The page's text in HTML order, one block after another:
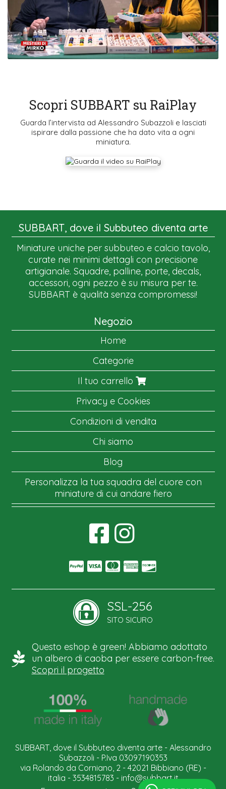
Scopri SUBBART su RaiPlay
Guarda l’intervista ad Alessandro Subazzoli e lasciati
ispirare dalla passione che ha dato vita a ogni
miniatura.
SUBBART, dove il Subbuteo diventa arte
Miniature uniche per subbuteo e calcio tavolo,
curate nei minimi dettagli con precisione
artigianale. Squadre, palline, porte, decals,
accessori, ogni pezzo è su misura per te.
SUBBART è qualità senza compromessi!
Negozio
Home
Categorie
Il tuo carrello
Privacy e Cookies
Condizioni di vendita
Chi siamo
Blog
Personalizza la tua squadra del cuore con
miniature di cui andare fiero
SSL-256
SITO SICURO
Questo eshop è green! Abbiamo adottato
un albero di caoba per essere carbon-free.
Scopri il progetto
SUBBART, dove il Subbuteo diventa arte - Alessandro
Subazzoli - P.Iva 03097190353
via Rolando da Corniano, 2 - 42021 Bibbiano (RE) -
italia - 3534815783 - info@subbart.it